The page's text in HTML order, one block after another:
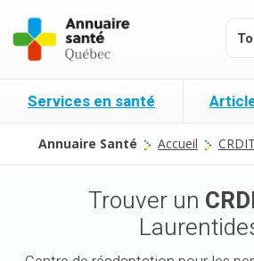
Services en santé
Annuaire Santé Accueil
Trouver un